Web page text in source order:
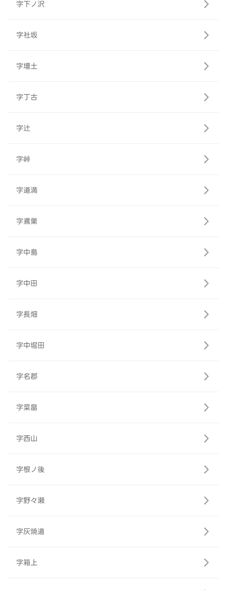
字下ノ沢
字社坂
字壇土
字丁古
字辻
字峠
字道満
字鳶巣
字中島
字中田
字長畑
字中堀田
字名郡
字菜畠
字西山
字根ノ後
字野々瀬
字灰焼道
字箱上